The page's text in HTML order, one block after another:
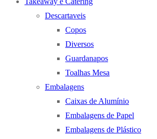
Descartaveis
Copos
Diversos
Guardanapos
Toalhas Mesa
Embalagens
Caixas de Alumínio
Embalagens de Papel
Embalagens de Plástico